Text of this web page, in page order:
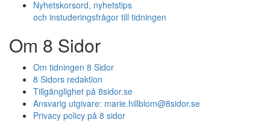
Nyhetskorsord, nyhetstips
och instuderingsfrågor till tidningen
Om 8 Sidor
Om tidningen 8 Sidor
8 Sidors redaktion
Tillgänglighet på 8sidor.se
Ansvarig utgivare: marie.hillblom@8sidor.se
Privacy policy på 8 sidor